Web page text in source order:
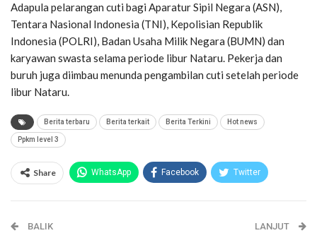
Adapula pelarangan cuti bagi Aparatur Sipil Negara (ASN),
Tentara Nasional Indonesia (TNI), Kepolisian Republik
Indonesia (POLRI), Badan Usaha Milik Negara (BUMN) dan
karyawan swasta selama periode libur Nataru. Pekerja dan
buruh juga diimbau menunda pengambilan cuti setelah periode
libur Nataru.
Berita terbaru Berita terkait Berita Terkini Hot news
Ppkm level 3
Share WhatsApp Facebook Twitter
Telegram
BALIK LANJUT